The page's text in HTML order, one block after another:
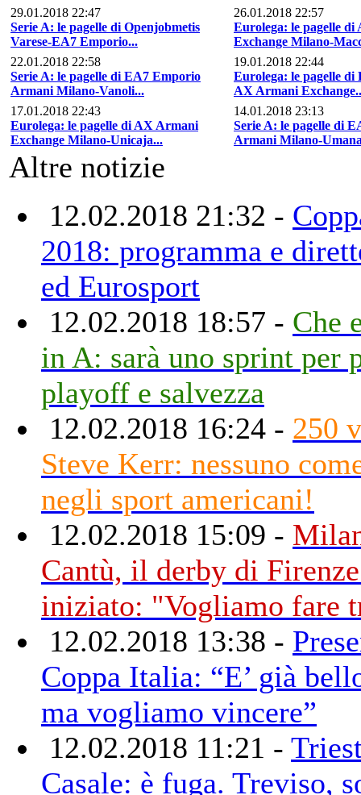
29.01.2018 22:47
Serie A: le pagelle di Openjobmetis
Varese-EA7 Emporio...
26.01.2018 22:57
Eurolega: le pagelle
Exchange Milano-
22.01.2018 22:58
Serie A: le pagelle di EA7 Emporio
Armani Milano-Vanoli...
19.01.2018 22:44
Eurolega: le pagelle di
AX Armani
17.01.2018 22:43
Eurolega: le pagelle di AX Armani
Exchange Milano-Unicaja...
14.01.2018 23:13
Serie A: le pagelle di
Armani Milano-
Altre notizie
12.02.2018 21:32 -
2018: programma e
ed Eurosport
12.02.2018 18:57 - Che
in A: sarà uno sprint per
playoff e salvezza
12.02.2018 16:24 - 250
Steve Kerr: nessuno
negli sport americani!
12.02.2018 15:09 -
Cantù, il derby di
iniziato: "Vogliamo fare
12.02.2018 13:38 -
Coppa Italia: “E’ già
ma vogliamo vincere”
12.02.2018 11:21 -
Casale: è fuga. Treviso,